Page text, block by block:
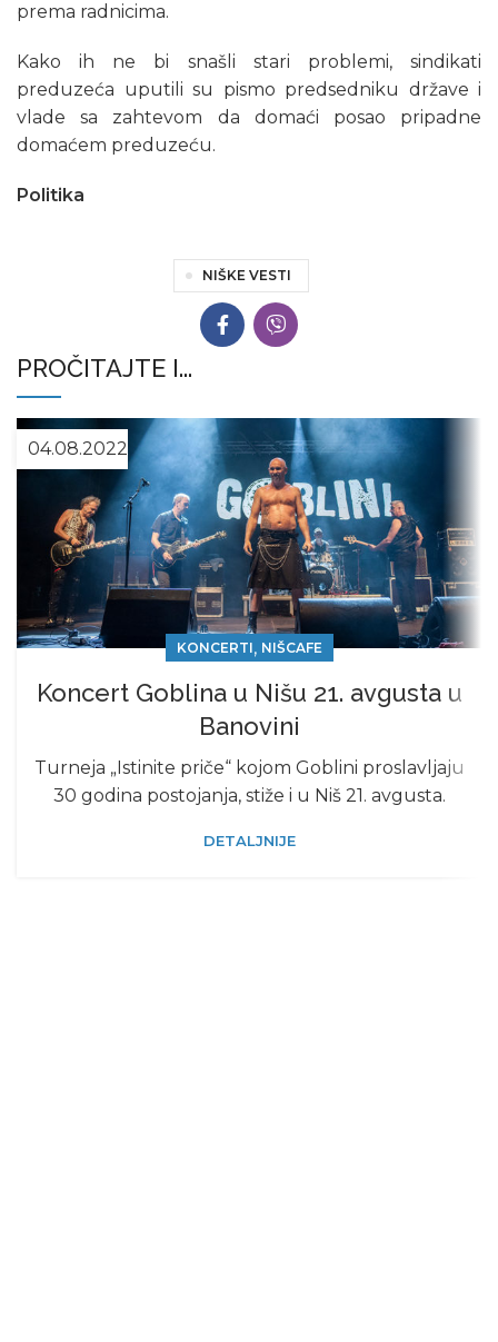
prema radnicima.
Kako ih ne bi snašli stari problemi, sindikati
preduzeća uputili su pismo predsedniku države i
vlade sa zahtevom da domaći posao pripadne
domaćem preduzeću.
Politika
NIŠKE VESTI
PROČITAJTE I...
04.08.2022
KONCERTI, NIŠCAFE
Koncert Goblina u Nišu 21. avgusta u
Banovini
Turneja „Istinite priče“ kojom Goblini proslavljaju
30 godina postojanja, stiže i u Niš 21. avgusta.
DETALJNIJE